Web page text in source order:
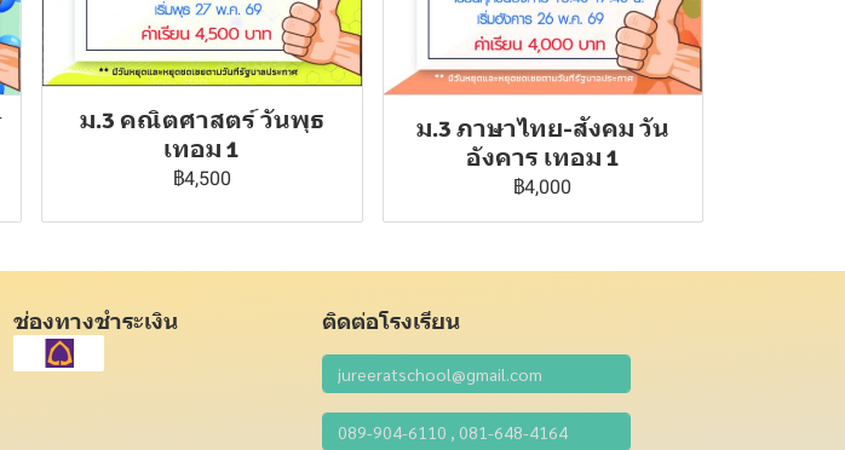
ม.3 คณิตศาสตร์ วันพุธ
เทอม 1
฿4,500
ม.3 ภาษาไทย-สังคม วัน
อังคาร เทอม 1
฿4,000
ช่องทางชำระเงิน ติดต่อโรงเรียน